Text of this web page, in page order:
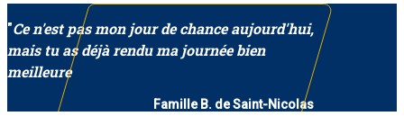
"Ce n'est pas mon jour de chance aujourd'hui,
mais tu as déjà rendu ma journée bien
meilleure
Famille B. de Saint-Nicolas